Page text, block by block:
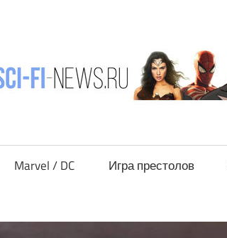
Marvel / DC Игра престолов